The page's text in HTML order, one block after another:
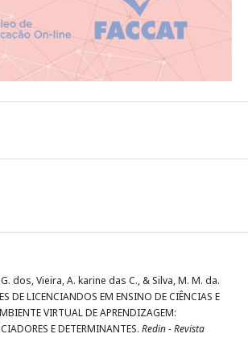
G. dos, Vieira, A. karine das C., & Silva, M. M. da.
DE LICENCIANDOS EM ENSINO DE CIÊNCIAS E
VIRTUAL DE APRENDIZAGEM:
E DETERMINANTES. Redin - Revista